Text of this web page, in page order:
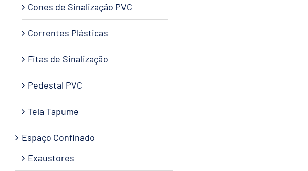
Cones de Sinalização PVC
Correntes Plásticas
Fitas de Sinalização
Pedestal PVC
Tela Tapume
Espaço Confinado
Exaustores